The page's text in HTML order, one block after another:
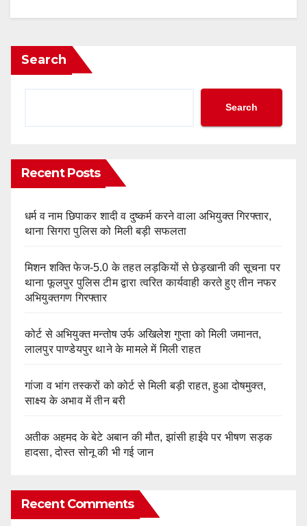
Search
Search
Recent Posts
धर्म व नाम छिपाकर शादी व दुष्कर्म करने वाला अभियुक्त गिरफ्तार,
थाना सिगरा पुलिस को मिली बड़ी सफलता
मिशन शक्ति फेज-5.0 के तहत लड़कियों से छेड़खानी की सूचना पर
थाना फूलपुर पुलिस टीम द्वारा त्वरित कार्यवाही करते हुए तीन नफर
अभियुक्तगण गिरफ्तार
कोर्ट से अभियुक्त मन्तोष उर्फ अखिलेश गुप्ता को मिली जमानत,
लालपुर पाण्डेयपुर थाने के मामले में मिली राहत
गांजा व भांग तस्करों को कोर्ट से मिली बड़ी राहत, हुआ दोषमुक्त,
साक्ष्य के अभाव में तीन बरी
अतीक अहमद के बेटे अबान की मौत, झांसी हाईवे पर भीषण सड़क
हादसा, दोस्त सोनू की भी गई जान
Recent Comments